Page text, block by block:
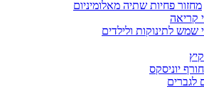
מחזור פחיות שתיה מאלומיניום
קריאה
לתינוקות ולילדים
יוניסקס
לגברים